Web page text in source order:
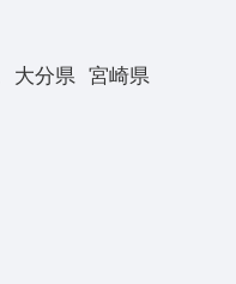
大分県
宮崎県